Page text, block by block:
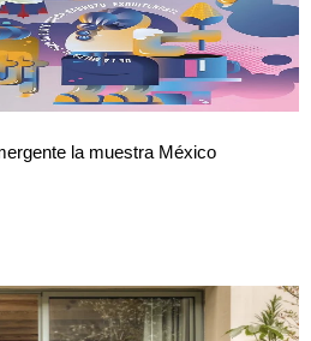
la muestra México